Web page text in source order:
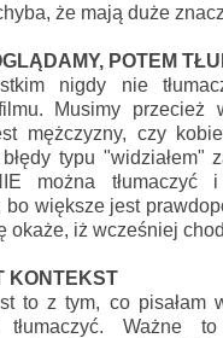
że mają duże
POTEM
nigdy nie
Musimy przecież
mężczyzny, czy
typu "widziałem"
można
bo większe jest
okaże, iż wcześniej
KONTEKST
to z tym, co pisałam
tłumaczyć. Ważne